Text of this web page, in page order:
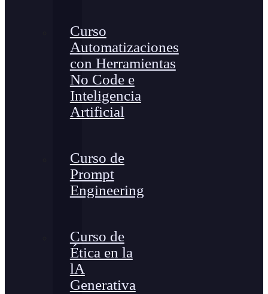
Curso
Automatizaciones
con Herramientas
No Code e
Inteligencia
Artificial
Curso de
Prompt
Engineering
Curso de
Ética en la
lA
Generativa